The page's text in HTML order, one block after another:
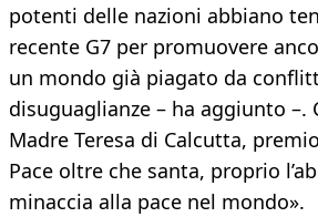
potenti delle nazioni abbiano
recente G7 per promuovere
un mondo già piagato da
disuguaglianze – ha aggiunto –.
Madre Teresa di Calcutta,
Pace oltre che santa, proprio
minaccia alla pace nel mondo».